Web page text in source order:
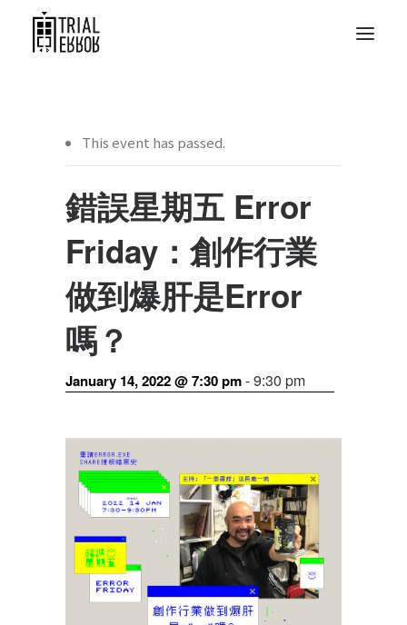
This event has passed.
錯誤星期五 Error
Friday：創作行業
做到爆肝是Error
嗎？
January 14, 2022 @ 7:30 pm-9:30 pm